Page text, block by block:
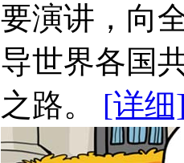
要演讲，向
导世界各国
之路。 [详细